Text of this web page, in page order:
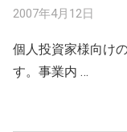
2007年4月12日
個人投資家様向け
す。事業内 …